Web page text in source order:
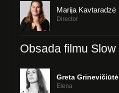
Marija Kavtaradzė
Director
Obsada filmu Slow
Greta Grinevičiūtė
Elena